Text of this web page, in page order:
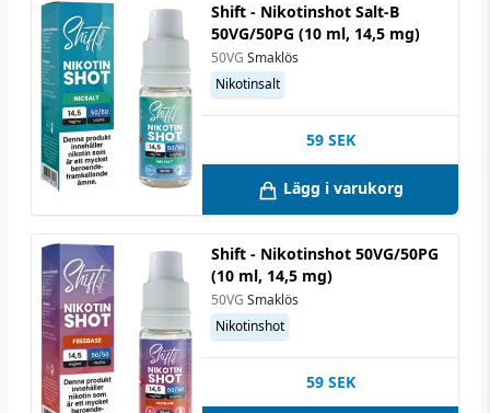
Shift - Nikotinshot Salt-B
50VG/50PG (10 ml, 14,5 mg)
50VG Smaklös
Nikotinsalt
59 SEK
Lägg i varukorg
Shift - Nikotinshot 50VG/50PG
(10 ml, 14,5 mg)
50VG Smaklös
Nikotinshot
59 SEK